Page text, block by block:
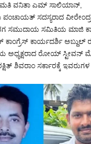
ವನಿತಾ ಎಮ್ ಸಾಲಿಯಾನ್,
ಪಂಚಾಯತ್ ಸದಸ್ಯರಾದ
ಸಮುದಾಯ ಸಮಿತಿಯ ಮಾಜಿ
ಕಾಂಗ್ರೆಸ್ ಕಾರ್ಯದರ್ಶಿ
ಅಧ್ಯಕ್ಷರಾದ ರೋಯ್ ಸ್ಟೀವನ್
ಶಿವರಾಂ ಸರ್ಕಾರಕ್ಕೆ ಇವರುಗಳ